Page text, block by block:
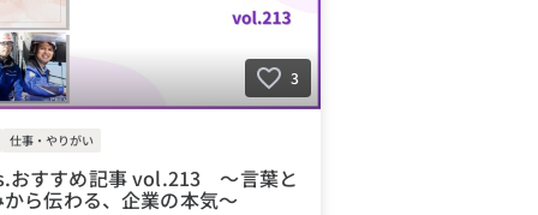
3
仕事・やりがい
おすすめ記事 vol.213 ～言葉と
ら伝わる、企業の本気～